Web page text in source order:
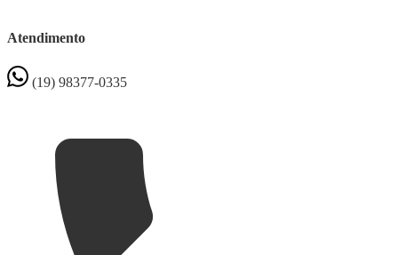
Atendimento
(19) 98377-0335